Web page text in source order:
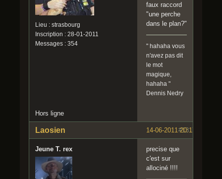
Lieu : strasbourg
Inscription : 28-01-2011
Messages : 354
faux raccord
"une perche
dans le plan?"
" hahaha vous
n'avez pas dit
le mot
magique,
hahaha "
Dennis Nedry
Hors ligne
#13
14-06-2011 20:17:24
Laosien
Jeune T. rex
precise que
c'est sur
allociné !!!!